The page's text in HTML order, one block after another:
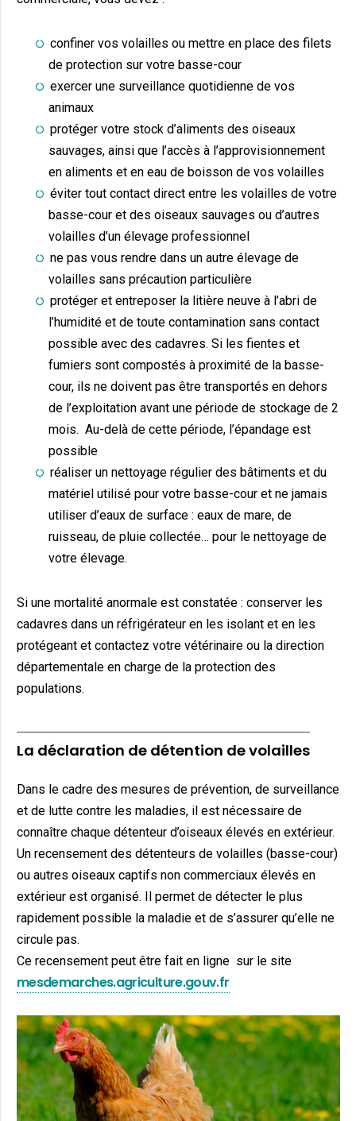
confiner vos volailles ou mettre en place des filets
de protection sur votre basse-cour
exercer une surveillance quotidienne de vos
animaux
protéger votre stock d’aliments des oiseaux
sauvages, ainsi que l’accès à l’approvisionnement
en aliments et en eau de boisson de vos volailles
éviter tout contact direct entre les volailles de votre
basse-cour et des oiseaux sauvages ou d’autres
volailles d’un élevage professionnel
ne pas vous rendre dans un autre élevage de
volailles sans précaution particulière
protéger et entreposer la litière neuve à l’abri de
l’humidité et de toute contamination sans contact
possible avec des cadavres. Si les fientes et
fumiers sont compostés à proximité de la basse-
cour, ils ne doivent pas être transportés en dehors
de l’exploitation avant une période de stockage de 2
mois. Au-delà de cette période, l’épandage est
possible
réaliser un nettoyage régulier des bâtiments et du
matériel utilisé pour votre basse-cour et ne jamais
utiliser d’eaux de surface : eaux de mare, de
ruisseau, de pluie collectée… pour le nettoyage de
votre élevage.
Si une mortalité anormale est constatée : conserver les
cadavres dans un réfrigérateur en les isolant et en les
protégeant et contactez votre vétérinaire ou la direction
départementale en charge de la protection des
populations.
La déclaration de détention de volailles
Dans le cadre des mesures de prévention, de surveillance
et de lutte contre les maladies, il est nécessaire de
connaître chaque détenteur d’oiseaux élevés en extérieur.
Un recensement des détenteurs de volailles (basse-cour)
ou autres oiseaux captifs non commerciaux élevés en
extérieur est organisé. Il permet de détecter le plus
rapidement possible la maladie et de s’assurer qu’elle ne
circule pas.
Ce recensement peut être fait en ligne sur le site
mesdemarches.agriculture.gouv.fr